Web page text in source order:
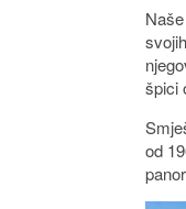
špici
od